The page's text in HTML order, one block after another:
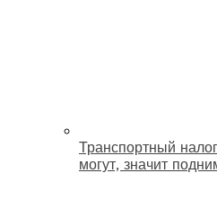
Транспортный
могут, значит